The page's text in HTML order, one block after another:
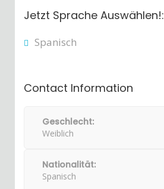
Jetzt Sprache Auswählen!:
Spanisch
Contact Information
Geschlecht:
Weiblich
Nationalität:
Spanisch